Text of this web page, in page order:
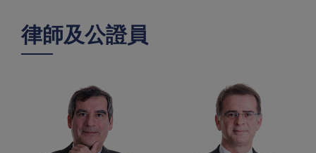
律師及公證員